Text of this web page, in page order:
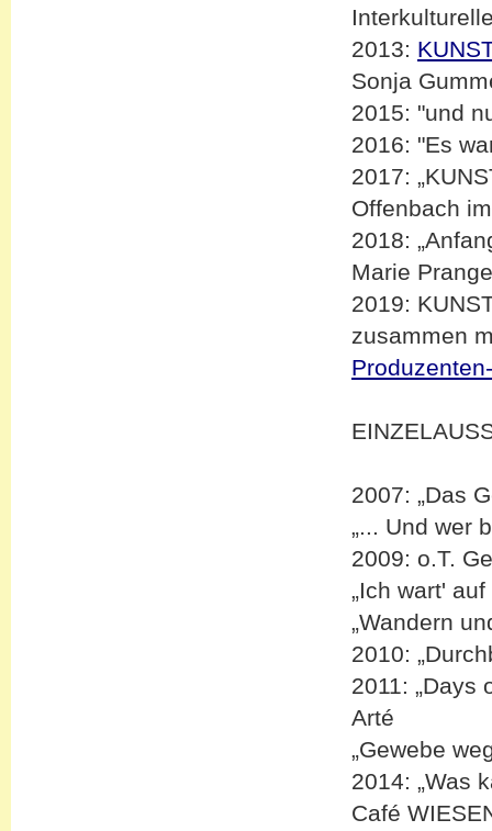
2013:
Sonja
2015: "und
2016: "Es
2017:
Offenbach
2018:
Marie
2019:
zusammen
2007: „Das
„... Und wer
2009: o.T.
„Ich wart'
„Wandern
2010:
2011: „Days
Arté
„Gewebe
2014: „Was
Café